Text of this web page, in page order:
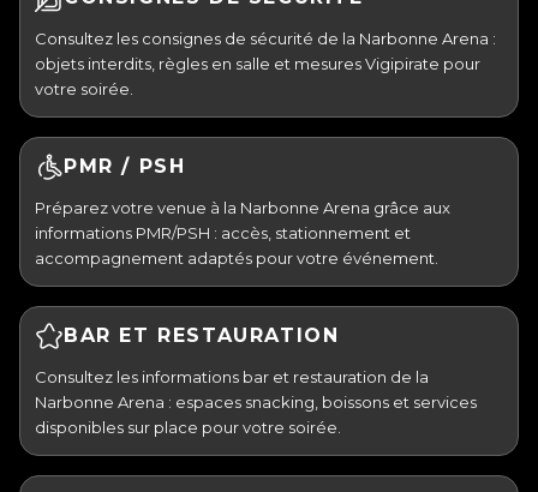
Consultez les consignes de sécurité de la Narbonne Arena :
objets interdits, règles en salle et mesures Vigipirate pour
votre soirée.
PMR / PSH
Préparez votre venue à la Narbonne Arena grâce aux
informations PMR/PSH : accès, stationnement et
accompagnement adaptés pour votre événement.
BAR ET RESTAURATION
Consultez les informations bar et restauration de la
Narbonne Arena : espaces snacking, boissons et services
disponibles sur place pour votre soirée.